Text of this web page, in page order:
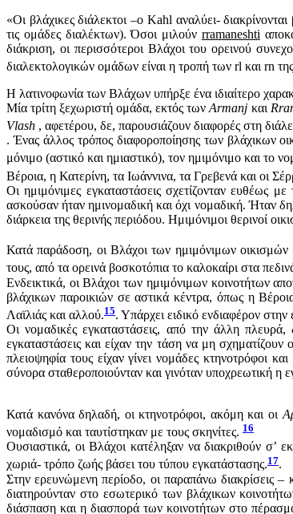
«Οι βλάχικες διάλεκτοι –ο Kahl αναλύει-
τις ομάδες διαλέκτων). Όσοι μιλούν rramaneshti
διάκριση, οι περισσότεροι Βλάχοι του ορεινού
διαλεκτολογικών ομάδων είναι η τροπή των rl και rn της
Η λατινοφωνία των Βλάχων υπήρξε ένα ιδιαίτερο
Μία τρίτη ξεχωριστή ομάδα, εκτός τωνArmanj και
Vlash , αφετέρου, δε, παρουσιάζουν διαφορές στη
. Ένας άλλος τρόπος διαφοροποίησης των βλάχικων
μόνιμο (αστικό και ημιαστικό), τον ημιμόνιμο και το
Βέροια, η Κατερίνη, τα Ιωάννινα, τα Γρεβενά και οι
Οι ημιμόνιμες εγκαταστάσεις σχετίζονταν
ασκούσαν ήταν ημινομαδική και όχι νομαδική. Ήταν
διάρκεια της θερινής περιόδου. Ημιμόνιμοι θερινοί
Κατά παράδοση, οι Βλάχοι των ημιμόνιμων οικισμών
τους, από τα ορεινά βοσκοτόπια το καλοκαίρι στα
Ενδεικτικά, οι Βλάχοι των ημιμόνιμων κοινοτήτων
βλάχικων παροικιών σε αστικά κέντρα, όπως η
Λαϊλιάς και αλλού.15. Υπάρχει ειδικό ενδιαφέρον
Οι νομαδικές εγκαταστάσεις, από την άλλη
εγκαταστάσεις και είχαν την τάση να μη
πλειοψηφία τους είχαν γίνει νομάδες κτηνοτρόφοι
σύνορα σταθεροποιούνταν και γινόταν υποχρεωτική
Κατά κανόνα δηλαδή, οι κτηνοτρόφοι, ακόμη και οι
νομαδισμό και ταυτίστηκαν με τους σκηνίτες. 16
Ουσιαστικά, οι Βλάχοι κατέληξαν να διακριθούν σ’
χωριά- τρόπο ζωής βάσει του τύπου εγκατάστασης.17.
Στην ερευνώμενη περίοδο, οι παραπάνω διακρίσεις
διατηρούνταν στο εσωτερικό των βλάχικων
διάσπαση και η διασπορά των κοινοτήτων στο